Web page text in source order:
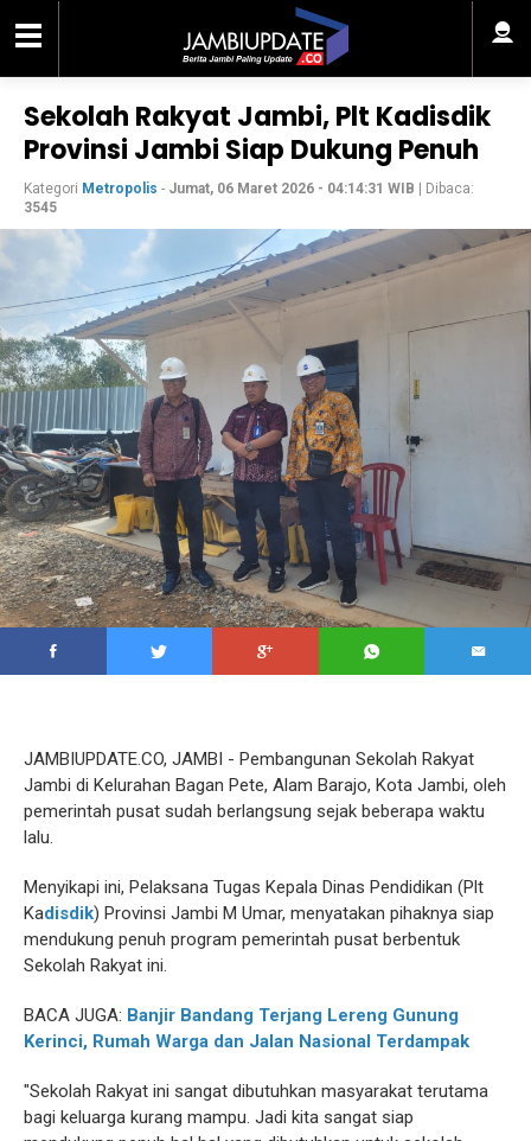
Sekolah Rakyat Jambi, Plt Kadisdik
Provinsi Jambi Siap Dukung Penuh
Kategori Metropolis - Jumat, 06 Maret 2026 - 04:14:31 WIB | Dibaca:
3545
JAMBIUPDATE.CO, JAMBI - Pembangunan Sekolah Rakyat
Jambi di Kelurahan Bagan Pete, Alam Barajo, Kota Jambi, oleh
pemerintah pusat sudah berlangsung sejak beberapa waktu
lalu.
Menyikapi ini, Pelaksana Tugas Kepala Dinas Pendidikan (Plt
Kadisdik) Provinsi Jambi M Umar, menyatakan pihaknya siap
mendukung penuh program pemerintah pusat berbentuk
Sekolah Rakyat ini.
BACA JUGA: Banjir Bandang Terjang Lereng Gunung
Kerinci, Rumah Warga dan Jalan Nasional Terdampak
"Sekolah Rakyat ini sangat dibutuhkan masyarakat terutama
bagi keluarga kurang mampu. Jadi kita sangat siap